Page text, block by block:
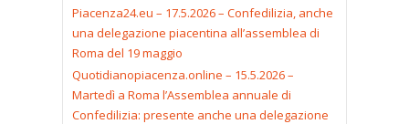
Piacenza24.eu – 17.5.2026 – Confedilizia, anche
una delegazione piacentina all’assemblea di
Roma del 19 maggio
Quotidianopiacenza.online – 15.5.2026 –
Martedì a Roma l’Assemblea annuale di
Confedilizia: presente anche una delegazione